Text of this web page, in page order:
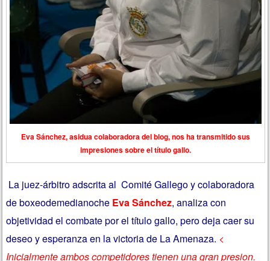
Eva Sánchez, asidua colaboradora del blog, nos ha transmitido sus
impresiones sobre el título gallo.
La juez-árbitro adscrita al Comité Gallego y colaboradora
de boxeodemedianoche Eva Sánchez, analiza con
objetividad el combate por el título gallo, pero deja caer su
deseo y esperanza en la victoria de La Amenaza. <
Inicialmente ambos competidores tienen una gran presion.